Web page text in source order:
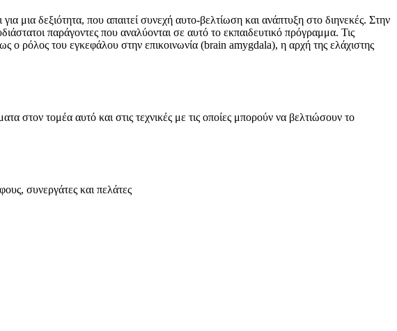
μια δεξιότητα, που απαιτεί συνεχή αυτο-βελτίωση και ανάπτυξη στο διηνεκές. Στην
παράγοντες που αναλύονται σε αυτό το εκπαιδευτικό πρόγραμμα. Τις
ο ρόλος του εγκεφάλου στην επικοινωνία (brain amygdala), η αρχή της ελάχιστης
στον τομέα αυτό και στις τεχνικές με τις οποίες μπορούν να βελτιώσουν το
συνεργάτες και πελάτες